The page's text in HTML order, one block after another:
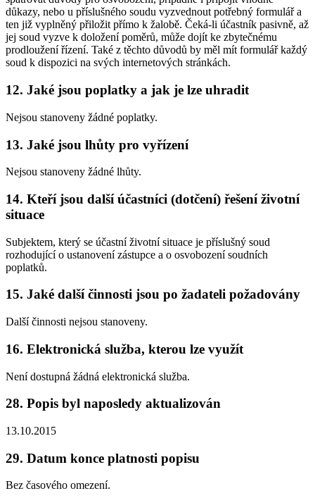
důkazy, nebo u příslušného soudu vyzvednout potřebný formulář a
ten již vyplněný přiložit přímo k žalobě. Čeká-li účastník pasivně, až
jej soud vyzve k doložení poměrů, může dojít ke zbytečnému
prodloužení řízení. Také z těchto důvodů by měl mít formulář každý
soud k dispozici na svých internetových stránkách.
12. Jaké jsou poplatky a jak je lze uhradit
Nejsou stanoveny žádné poplatky.
13. Jaké jsou lhůty pro vyřízení
Nejsou stanoveny žádné lhůty.
14. Kteří jsou další účastníci (dotčení) řešení životní
situace
Subjektem, který se účastní životní situace je příslušný soud
rozhodující o ustanovení zástupce a o osvobození soudních
poplatků.
15. Jaké další činnosti jsou po žadateli požadovány
Další činnosti nejsou stanoveny.
16. Elektronická služba, kterou lze využít
Není dostupná žádná elektronická služba.
28. Popis byl naposledy aktualizován
13.10.2015
29. Datum konce platnosti popisu
Bez časového omezení.